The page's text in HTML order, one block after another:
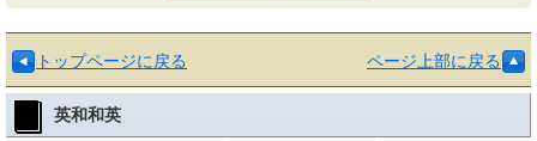
トップページに戻る ページ上部に戻る
英和和英